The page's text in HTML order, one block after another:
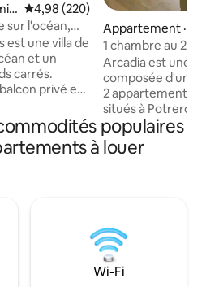
Note moyenne de 4,98 sur 5,
4,98 (220)
sur l'océan,
est une villa de
et un
carrés.
privé et
privé,
espace de
sièges
?
King avec
rooms/41883897
Appartement ·
o, Costa Rica
1 chambre au 2e
panoramique et
Arcadia est une
composée d'une
2 appartements
situés à Potrero à
du niveau de la
imprenable où
atteignent la mer. Admirez des
offre une
environs
restaurants, bars
Flamingo, Playa
populaires
à louer
Wi-Fi